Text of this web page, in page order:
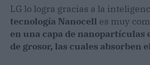
LG lo logra gracias a la
tecnología Nanocell es muy
en una capa de nanopartículas
de grosor, las cuales absorben